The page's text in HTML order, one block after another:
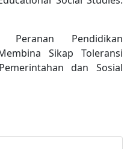
Peranan Pendidikan
Sikap Toleransi
dan Sosial